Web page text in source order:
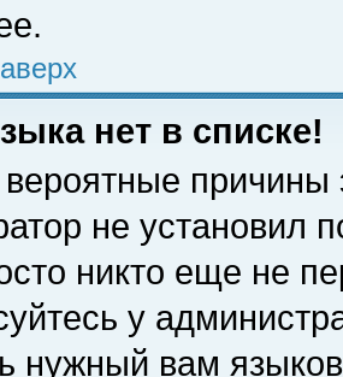
нет в списке!
причины
не установил
никто еще не
у
нужный вам